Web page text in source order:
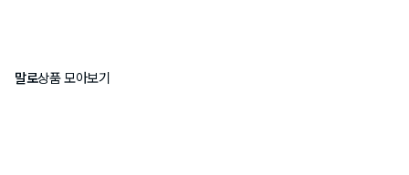
말로상품 모아보기